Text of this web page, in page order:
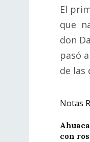
El
que
don
pasó
de las
Notas
con